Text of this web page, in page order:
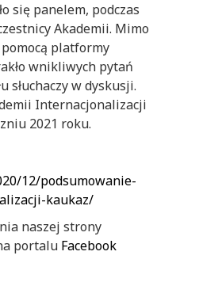
się panelem, podczas
Akademii. Mimo
platformy
wnikliwych pytań
słuchaczy w dyskusji.
Internacjonalizacji
2021 roku.
12/podsumowanie-
kaukaz/
naszej strony
portalu Facebook